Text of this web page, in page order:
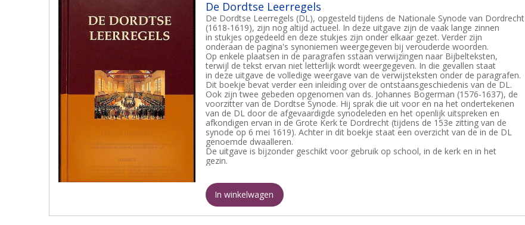
De Dordtse Leerregels
De Dordtse Leerregels (DL), opgesteld tijdens de Nationale Synode van Dordrecht
(1618-1619), zijn nog altijd actueel. In deze uitgave zijn de vaak lange zinnen
in stukjes opgedeeld en deze stukjes zijn onder elkaar gezet. Verder zijn
onderaan de pagina's synoniemen weergegeven bij verouderde woorden.
Op enkele plaatsen in de paragrafen sstaan verwijzingen naar Bijbelteksten,
terwijl de tekst ervan niet letterlijk wordt weergegeven. In die gevallen staat
in deze uitgave de volledige weergave van de verwijsteksten onder de paragrafen.
Dit boekje bevat verder een inleiding over de ontstaansgeschiedenis van de DL.
Ook zijn twee gebeden opgenomen van ds. Johannes Bogerman (1576-1637), de
voorzitter van de Dordtse Synode. Hij sprak die uit voor en na het ondertekenen
van de DL door de afgevaardigde synodeleden en het openlijk uitspreken en
afkondigen ervan in de Grote Kerk te Dordrecht (tijdens de 153e zitting van de
synode op 6 mei 1619). Achter in dit boekje staat een overzicht van de in de DL
genoemde dwaalleren.
De uitgave is bijzonder geschikt voor gebruik op school, in de kerk en in het
gezin.
In winkelwagen